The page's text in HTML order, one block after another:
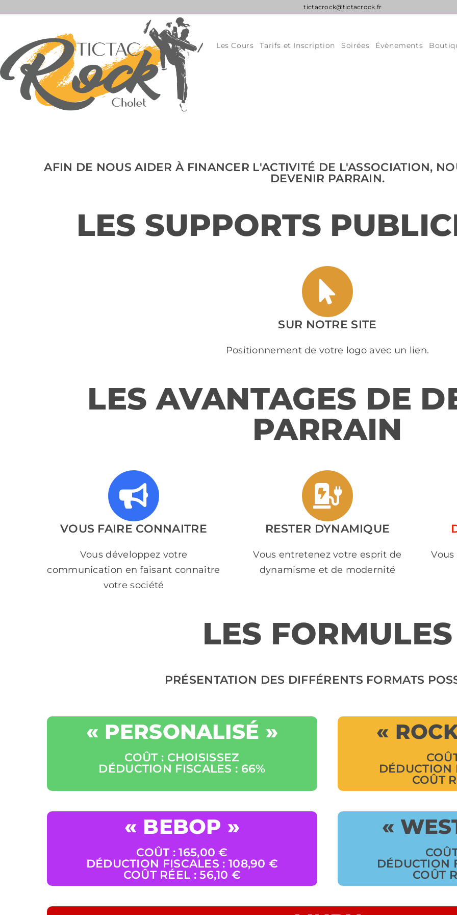
tictacrock@tictacrock.fr
Les Cours Tarifs et Inscription Soirées Évènements
AFIN DE NOUS AIDER À FINANCER L'ACTIVITÉ DE L'ASSOCIATION,
DEVENIR PARRAIN.
LES SUPPORTS
SUR NOTRE SITE
Positionnement de votre logo avec un lien.
LES AVANTAGES DE
PARRAIN
VOUS FAIRE CONNAITRE
Vous développez votre
communication en faisant connaître
votre société
RESTER DYNAMIQUE
Vous entretenez votre esprit de
dynamisme et de modernité
LES FORMULES
PRÉSENTATION DES DIFFÉRENTS FORMATS
« PERSONALISÉ »
COÛT : CHOISISSEZ
DÉDUCTION FISCALES : 66%
«
DÉDUCTION
COÛT
« BEBOP »
COÛT : 165,00 €
DÉDUCTION FISCALES : 108,90 €
COÛT RÉEL : 56,10 €
«
DÉDUCTION
COÛT